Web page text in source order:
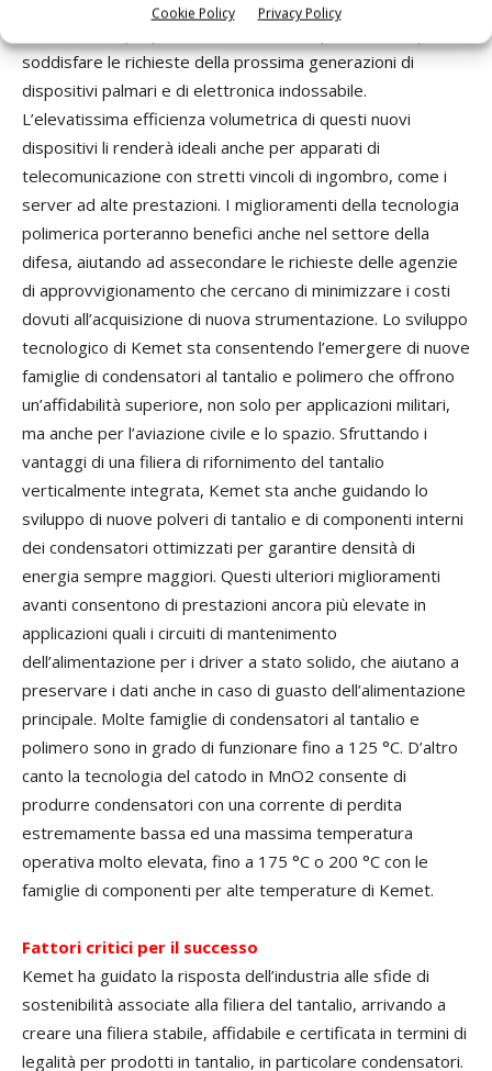
Cookie Policy Privacy Policy
al guidatore. Inoltre, Kemet annuncerà presto nuovi
soddisfare le richieste della prossima generazioni di
dispositivi palmari e di elettronica indossabile.
L’elevatissima efficienza volumetrica di questi nuovi
dispositivi li renderà ideali anche per apparati di
telecomunicazione con stretti vincoli di ingombro, come i
server ad alte prestazioni. I miglioramenti della tecnologia
polimerica porteranno benefici anche nel settore della
difesa, aiutando ad assecondare le richieste delle agenzie
di approvvigionamento che cercano di minimizzare i costi
dovuti all’acquisizione di nuova strumentazione. Lo sviluppo
tecnologico di Kemet sta consentendo l’emergere di nuove
famiglie di condensatori al tantalio e polimero che offrono
un’affidabilità superiore, non solo per applicazioni militari,
ma anche per l’aviazione civile e lo spazio. Sfruttando i
vantaggi di una filiera di rifornimento del tantalio
verticalmente integrata, Kemet sta anche guidando lo
sviluppo di nuove polveri di tantalio e di componenti interni
dei condensatori ottimizzati per garantire densità di
energia sempre maggiori. Questi ulteriori miglioramenti
avanti consentono di prestazioni ancora più elevate in
applicazioni quali i circuiti di mantenimento
dell’alimentazione per i driver a stato solido, che aiutano a
preservare i dati anche in caso di guasto dell’alimentazione
principale. Molte famiglie di condensatori al tantalio e
polimero sono in grado di funzionare fino a 125 °C. D’altro
canto la tecnologia del catodo in MnO2 consente di
produrre condensatori con una corrente di perdita
estremamente bassa ed una massima temperatura
operativa molto elevata, fino a 175 °C o 200 °C con le
famiglie di componenti per alte temperature di Kemet.
Fattori critici per il successo
Kemet ha guidato la risposta dell’industria alle sfide di
sostenibilità associate alla filiera del tantalio, arrivando a
creare una filiera stabile, affidabile e certificata in termini di
legalità per prodotti in tantalio, in particolare condensatori.